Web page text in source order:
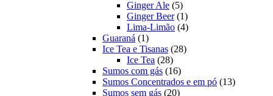
produtos
Ginger Ale 55
produtos
Ginger Beer 11
produto
Lima-Limão 44
Guaraná 11
produto
Ice Tea e Tisanas 2828
Ice Tea 2828
produtos
Sumos com gás 1616
produtos
Sumos Concentrados e em pó 1313
Sumos sem gás 2020